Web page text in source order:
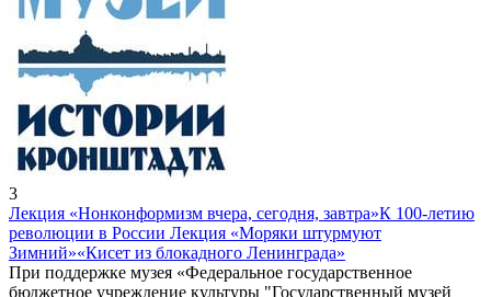
3
Лекция «Нонконформизм вчера, сегодня, завтра»К 100-летию
революции в России Лекция «Моряки штурмуют
Зимний»«Кисет из блокадного Ленинграда»
При поддержке музея «Федеральное государственное
бюджетное учреждение культуры "Государственный музей